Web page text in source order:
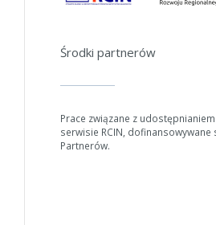
Środki partnerów
Prace związane z
serwisie RCIN,
Partnerów.